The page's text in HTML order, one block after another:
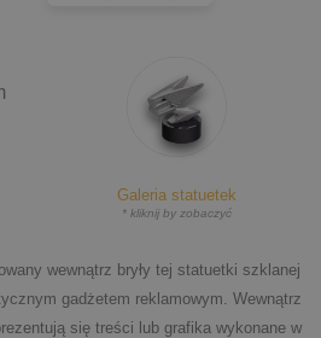
Galeria statuetek
* kliknij by zobaczyć
wewnątrz bryły tej statuetki szklanej
gadżetem reklamowym. Wewnątrz
się treści lub grafika wykonane w